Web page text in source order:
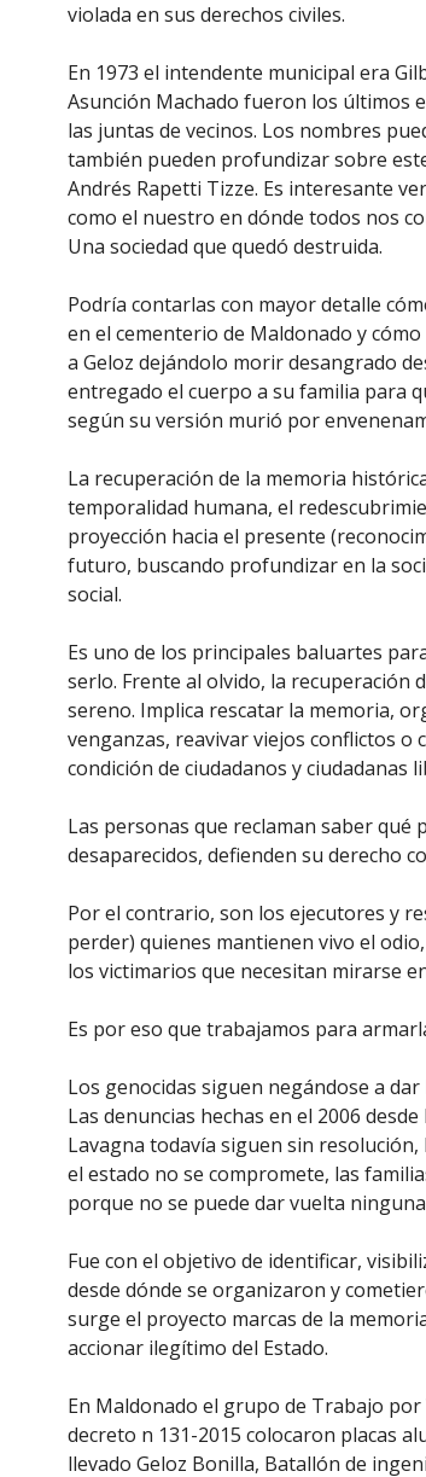
violada en sus derechos civiles.
En 1973 el intendente municipal era
Asunción Machado fueron los últimos
las juntas de vecinos. Los nombres
también pueden profundizar sobre
Andrés Rapetti Tizze. Es interesante
como el nuestro en dónde todos nos
Una sociedad que quedó destruida.
Podría contarlas con mayor detalle
en el cementerio de Maldonado y
a Geloz dejándolo morir desangrado
entregado el cuerpo a su familia para
según su versión murió por
La recuperación de la memoria
temporalidad humana, el
proyección hacia el presente
futuro, buscando profundizar en la
social.
Es uno de los principales baluartes
serlo. Frente al olvido, la recuperación
sereno. Implica rescatar la memoria,
venganzas, reavivar viejos conflictos
condición de ciudadanos y ciudadanas
Las personas que reclaman saber qué
desaparecidos, defienden su derecho
Por el contrario, son los ejecutores y
perder) quienes mantienen vivo el
los victimarios que necesitan mirarse
Es por eso que trabajamos para
Los genocidas siguen negándose a
Las denuncias hechas en el 2006
Lavagna todavía siguen sin
el estado no se compromete, las
porque no se puede dar vuelta
Fue con el objetivo de identificar,
desde dónde se organizaron y
surge el proyecto marcas de la
accionar ilegítimo del Estado.
En Maldonado el grupo de Trabajo por
decreto n 131-2015 colocaron placas
llevado Geloz Bonilla, Batallón de